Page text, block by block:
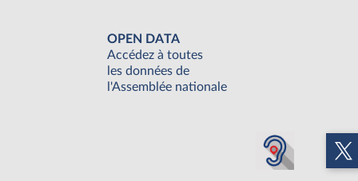
OPEN DATA
Accédez à toutes
les données de
l'Assemblée nationale